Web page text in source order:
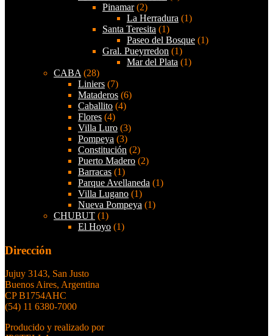
Pinamar(2)
La Herradura (1)
Santa Teresita (1)
Paseo del Bosque (1)
Gral. Pueyrredon (1)
Mar del Plata (1)
CABA (28)
Liniers (7)
Mataderos (6)
Caballito (4)
Flores (4)
Villa Luro (3)
Pompeya (3)
Constitución (2)
Puerto Madero (2)
Barracas (1)
Parque Avellaneda (1)
Villa Lugano (1)
Nueva Pompeya (1)
CHUBUT (1)
El Hoyo (1)
Dirección
Jujuy 3143, San Justo
Buenos Aires, Argentina
CP B1754AHC
(54) 11 6380-7000
Producido y realizado por